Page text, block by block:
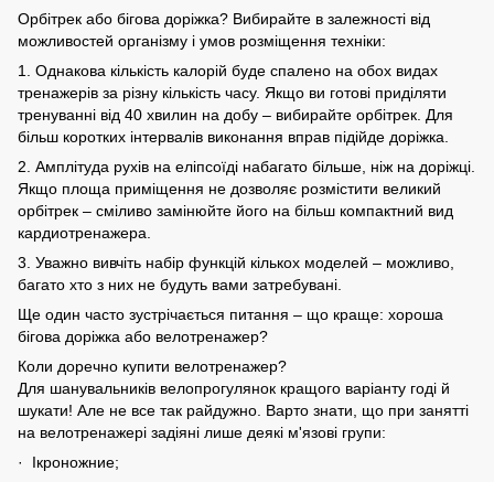
Орбітрек або бігова доріжка? Вибирайте в залежності від
можливостей організму і умов розміщення техніки:
1. Однакова кількість калорій буде спалено на обох видах
тренажерів за різну кількість часу. Якщо ви готові приділяти
тренуванні від 40 хвилин на добу – вибирайте орбітрек. Для
більш коротких інтервалів виконання вправ підійде доріжка.
2. Амплітуда рухів на еліпсоїді набагато більше, ніж на доріжці.
Якщо площа приміщення не дозволяє розмістити великий
орбітрек – сміливо замінюйте його на більш компактний вид
кардиотренажера.
3. Уважно вивчіть набір функцій кількох моделей – можливо,
багато хто з них не будуть вами затребувані.
Ще один часто зустрічається питання – що краще: хороша
бігова доріжка або велотренажер?
Коли доречно купити велотренажер?
Для шанувальників велопрогулянок кращого варіанту годі й
шукати! Але не все так райдужно. Варто знати, що при занятті
на велотренажері задіяні лише деякі м'язові групи:
· Ікроножние;